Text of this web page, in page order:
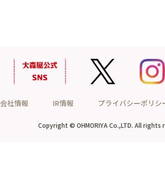
会社情報 IR情報 プライバシーポリシ
Copyright © OHMORIYA Co.,LTD. All rights